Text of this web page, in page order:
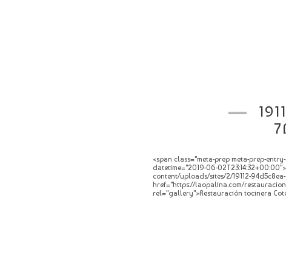
<span class="meta-prep meta-prep-
datetime="2019-06-
content/uploads/sites/2/19112-
href="https://laopalina.com/
rel="gallery">Restauración tocinera